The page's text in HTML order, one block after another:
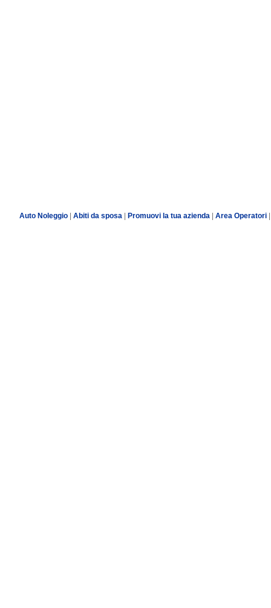
Auto Noleggio| Abiti da sposa| Promuovi la tua azienda Area Operatori